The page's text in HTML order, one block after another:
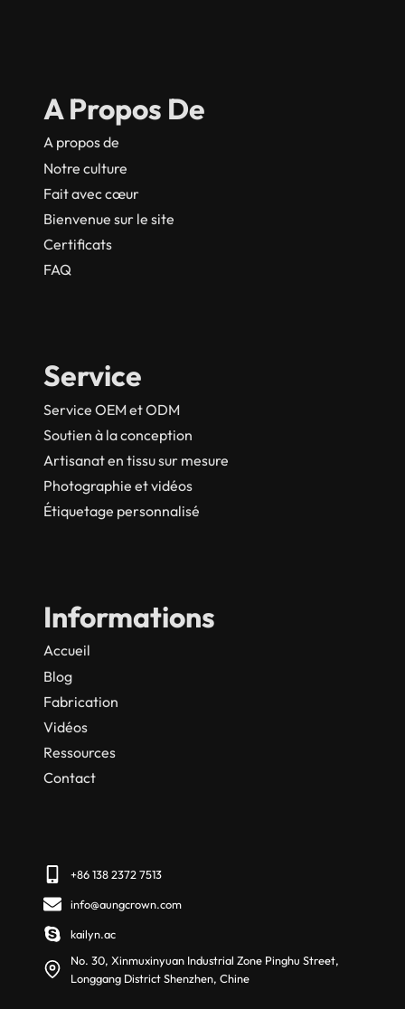
A Propos De
A propos de
Notre culture
Fait avec cœur
Bienvenue sur le site
Certificats
FAQ
Service
Service OEM et ODM
Soutien à la conception
Artisanat en tissu sur mesure
Photographie et vidéos
Étiquetage personnalisé
Informations
Accueil
Blog
Fabrication
Vidéos
Ressources
Contact
+86 138 2372 7513
info@aungcrown.com
kailyn.ac
No. 30, Xinmuxinyuan Industrial Zone Pinghu Street,
Longgang District Shenzhen, Chine